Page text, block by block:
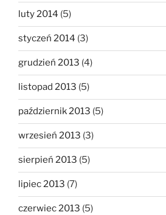
luty 2014 (5)
styczeń 2014 (3)
grudzień 2013 (4)
listopad 2013 (5)
październik 2013 (5)
wrzesień 2013 (3)
sierpień 2013 (5)
lipiec 2013 (7)
czerwiec 2013 (5)